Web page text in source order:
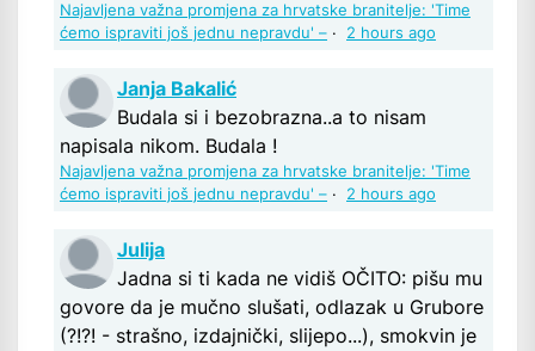
Najavljena važna promjena za hrvatske branitelje: 'Time
ćemo ispraviti još jednu nepravdu' – · 2 hours ago
Janja Bakalić
Budala si i bezobrazna..a to nisam
napisala nikom. Budala !
Najavljena važna promjena za hrvatske branitelje: 'Time
ćemo ispraviti još jednu nepravdu' – · 2 hours ago
Julija
Jadna si ti kada ne vidiš OČITO: pišu mu
govore da je mučno slušati, odlazak u Grubore
(?!?! - strašno, izdajnički, slijepo...), smokvin je